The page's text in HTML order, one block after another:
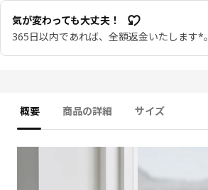
気が変わっても大丈夫！
365日以内であれば、全額返金いたします*。
概要 商品の詳細 サイズ